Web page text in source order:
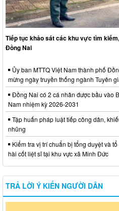
Tiếp tục khảo sát các khu vực tìm
Đồng Nai
Ủy ban MTTQ Việt Nam thành phố
mừng ngày truyền thống ngành Tuyên
Đồng Nai có 2 cá nhân được bầu vào
Nam nhiệm kỳ 2026-2031
Tập huấn pháp luật tiếp công dân,
nhũng
Kiểm tra vị trí chuẩn bị tổng duyệt và
hài cốt liệt sĩ tại khu vực xã Minh Đức
TRẢ LỜI Ý KIẾN NGƯỜI DÂN